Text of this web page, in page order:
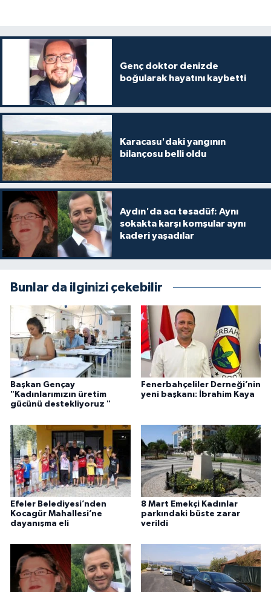
Genç doktor denizde
boğularak hayatını kaybetti
Karacasu'daki yangının
bilançosu belli oldu
Aydın'da acı tesadüf: Aynı
sokakta karşı komşular aynı
kaderi yaşadılar
Bunlar da ilginizi çekebilir
Başkan Gençay
"Kadınlarımızın üretim
gücünü destekliyoruz "
Fenerbahçeliler Derneği’nin
yeni başkanı: İbrahim Kaya
Efeler Belediyesi’nden
Kocagür Mahallesi’ne
dayanışma eli
8 Mart Emekçi Kadınlar
parkındaki büste zarar
verildi